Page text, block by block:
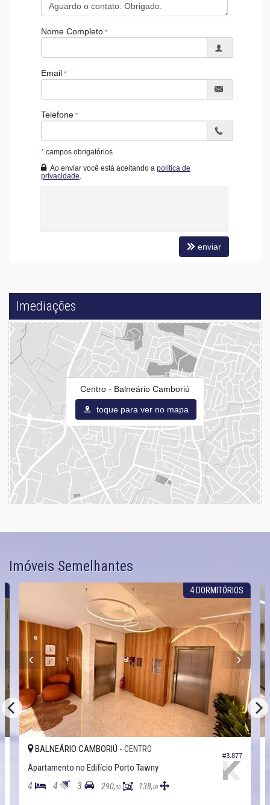
Sala de Reunião
Entrada para Banhistas
Box de Praia
Infra para Veículos Elétricos
Acessibilidade para PNE
Hidromassagem
Nome Completo
Email
Telefone
* campos obrigatórios
Ao enviar você está aceitando a política de
privacidade
enviar
Imediações
Centro - Balneário Camboriú
toque para ver no mapa
Imóveis Semelhantes
4 DORMITÓRIOS
#3.877
BALNEÁRIO CAMBORIÚ - CENTRO
Apartamento no Edifício Porto Tawny
4 4 3 290,00 138,00